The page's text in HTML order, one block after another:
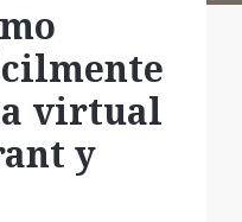
virtual
y